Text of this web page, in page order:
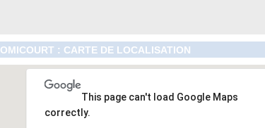
OMICOURT : CARTE DE LOCALISATION
This page can't load Google Maps
correctly.